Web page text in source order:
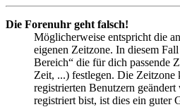
Die Forenuhr geht falsch!
Möglicherweise entspricht die
eigenen Zeitzone. In diesem
Bereich“ die für dich passende
Zeit, ...) festlegen. Die Zeitzone
registrierten Benutzern
registriert bist, ist dies ein guter